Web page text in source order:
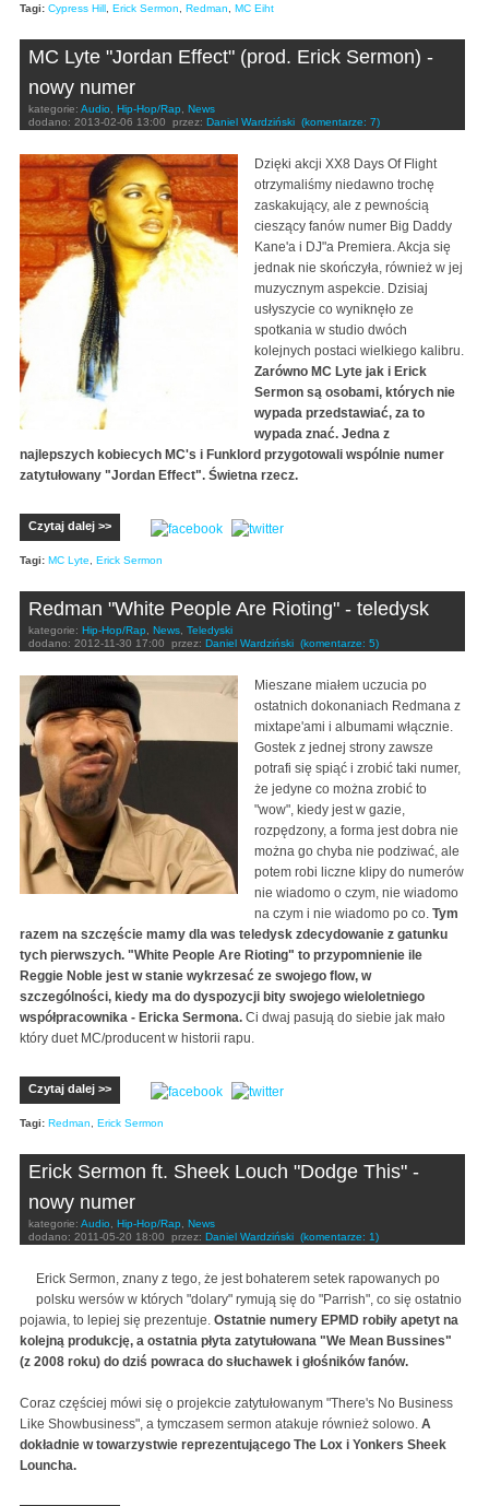
Tagi: Cypress Hill Erick Sermon Redman MC Eiht
MC Lyte "Jordan Effect" (prod. Erick Sermon) -
nowy numer
kategorie: Audio Hip-Hop/Rap
News
dodano: 2013-02-06 13:00 przez: Daniel Wardziński (komentarze: 7)
Dzięki akcji XX8 Days Of Flight
otrzymaliśmy niedawno trochę
zaskakujący, ale z pewnością
cieszący fanów numer Big Daddy
Kane'a i DJ"a Premiera. Akcja się
jednak nie skończyła, również w jej
muzycznym aspekcie. Dzisiaj
usłyszycie co wyniknęło ze
spotkania w studio dwóch
kolejnych postaci wielkiego kalibru.
Zarówno MC Lyte jak i Erick
Sermon są osobami, których nie
wypada przedstawiać, za to
wypada znać. Jedna z
najlepszych kobiecych MC's i Funklord przygotowali wspólnie numer
zatytułowany "Jordan Effect". Świetna rzecz.
Czytaj dalej >>
Tagi: MC Lyte Erick Sermon
Redman "White People Are Rioting" - teledysk
kategorie: Hip-Hop/Rap News Teledyski
dodano: 2012-11-30 17:00 przez: Daniel Wardziński (komentarze: 5)
Mieszane miałem uczucia po
ostatnich dokonaniach Redmana z
mixtape'ami i albumami włącznie.
Gostek z jednej strony zawsze
potrafi się spiąć i zrobić taki numer,
że jedyne co można zrobić to
"wow", kiedy jest w gazie,
rozpędzony, a forma jest dobra nie
można go chyba nie podziwać, ale
potem robi liczne klipy do numerów
nie wiadomo o czym, nie wiadomo
na czym i nie wiadomo po co. Tym
razem na szczęście mamy dla was teledysk zdecydowanie z gatunku
tych pierwszych. "White People Are Rioting" to przypomnienie ile
Reggie Noble jest w stanie wykrzesać ze swojego flow, w
szczególności, kiedy ma do dyspozycji bity swojego wieloletniego
współpracownika - Ericka Sermona. Ci dwaj pasują do siebie jak mało
który duet MC/producent w historii rapu.
Czytaj dalej >>
Tagi: Redman Erick Sermon
Erick Sermon ft. Sheek Louch "Dodge This" -
nowy numer
kategorie: Audio Hip-Hop/Rap
News
dodano: 2011-05-20 18:00 przez: Daniel Wardziński (komentarze: 1)
Erick Sermon, znany z tego, że jest bohaterem setek rapowanych po
polsku wersów w których "dolary" rymują się do "Parrish", co się ostatnio
pojawia, to lepiej się prezentuje. Ostatnie numery EPMD robiły apetyt na
kolejną produkcję, a ostatnia płyta zatytułowana "We Mean Bussines"
(z 2008 roku) do dziś powraca do słuchawek i głośników fanów.
Coraz częściej mówi się o projekcie zatytułowanym "There's No Business
Like Showbusiness", a tymczasem sermon atakuje również solowo. A
dokładnie w towarzystwie reprezentującego The Lox i Yonkers Sheek
Louncha.